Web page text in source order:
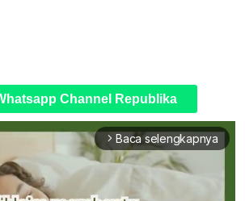
Channel Republika
arrow_forward_ios Baca selengkapnya